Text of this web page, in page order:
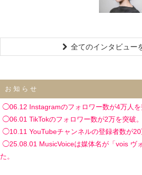
全てのインタビュー
お知らせ
◯06.12 Instagramのフォロワー数が4万人を
◯06.01 TikTokのフォロワー数が2万を突破。
◯10.11 YouTubeチャンネルの登録者数が20
◯25.08.01 MusicVoiceは媒体名が「vois ヴ
た。